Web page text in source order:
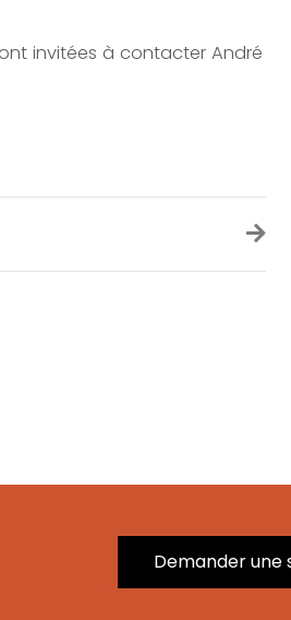
invitées à contacter André
Demander une